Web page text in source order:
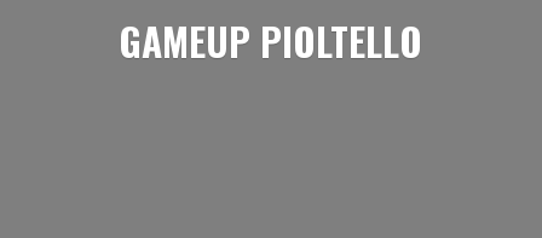
GAMEUP PIOLTELLO